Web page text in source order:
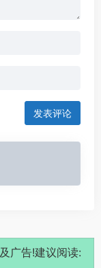
发表评论
广告!建议阅读: